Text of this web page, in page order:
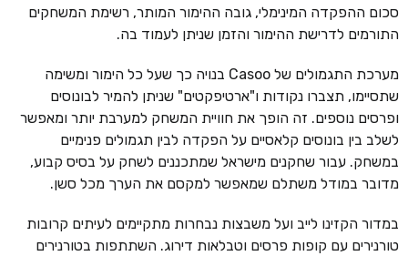
סכום ההפקדה המינימלי, גובה ההימור המותר, רשימת המשחקים
התורמים לדרישת ההימור והזמן שניתן לעמוד בה.
מערכת התגמולים של Casoo בנויה כך שעל כל הימור ומשימה
שתסיימו, תצברו נקודות ו"ארטיפקטים" שניתן להמיר לבונוסים
ופרסים נוספים. זה הופך את חוויית המשחק למערבת יותר ומאפשר
לשלב בין בונוסים קלאסיים על הפקדה לבין תגמולים פנימיים
במשחק. עבור שחקנים מישראל שמתכננים לשחק על בסיס קבוע,
מדובר במודל משתלם שמאפשר למקסם את הערך מכל סשן.
במדור הקזינו לייב ועל משבצות נבחרות מתקיימים לעיתים קרובות
טורנירים עם קופות פרסים וטבלאות דירוג. השתתפות בטורנירים